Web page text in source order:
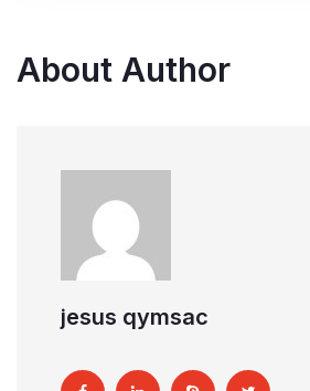
About Author
jesus qymsac